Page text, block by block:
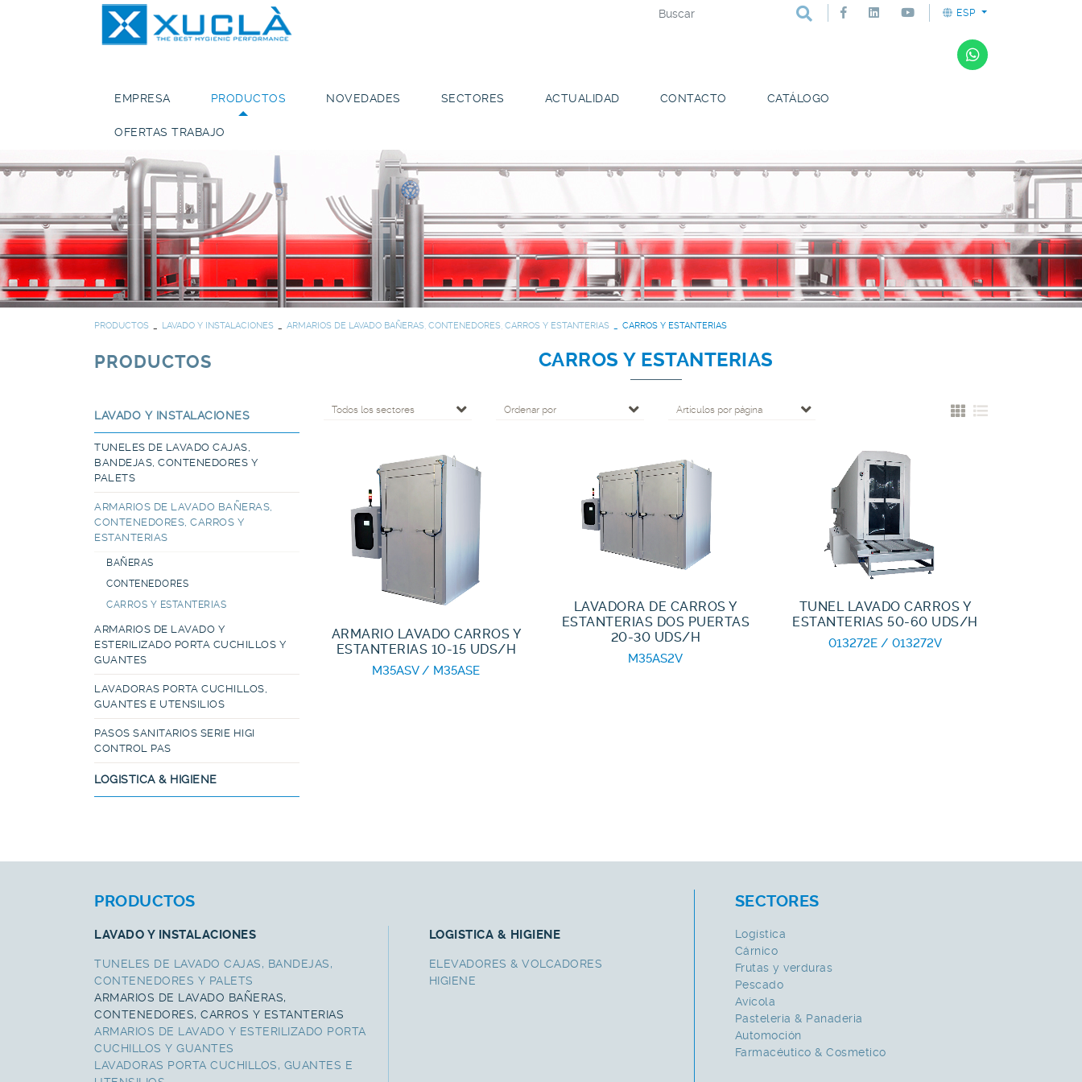
ESP
EMPRESA PRODUCTOS NOVEDADES SECTORES ACTUALIDAD CONTACTO CATÁLOGO
OFERTAS TRABAJO
PRODUCTOS LAVADO Y INSTALACIONES ARMARIOS DE LAVADO BAÑERAS, CONTENEDORES, CARROS Y ESTANTERIAS CARROS Y ESTANTERIAS
PRODUCTOS
LAVADO Y INSTALACIONES
TUNELES DE LAVADO CAJAS,
BANDEJAS, CONTENEDORES Y
PALETS
ARMARIOS DE LAVADO BAÑERAS,
CONTENEDORES, CARROS Y
ESTANTERIAS
BAÑERAS
CONTENEDORES
CARROS Y ESTANTERIAS
ARMARIOS DE LAVADO Y
ESTERILIZADO PORTA CUCHILLOS Y
GUANTES
LAVADORAS PORTA CUCHILLOS,
GUANTES E UTENSILIOS
PASOS SANITARIOS SERIE HIGI
CONTROL PAS
LOGISTICA & HIGIENE
CARROS Y ESTANTERIAS
Todos los sectores Ordenar por Artículos por página
ARMARIO LAVADO CARROS Y
ESTANTERIAS 10-15 UDS/H
M35ASV / M35ASE
LAVADORA DE CARROS Y
ESTANTERIAS DOS PUERTAS
20-30 UDS/H
M35AS2V
TUNEL LAVADO CARROS Y
ESTANTERIAS 50-60 UDS/H
013272E / 013272V
PRODUCTOS
LAVADO Y INSTALACIONES
TUNELES DE LAVADO CAJAS, BANDEJAS,
CONTENEDORES Y PALETS
ARMARIOS DE LAVADO BAÑERAS,
CONTENEDORES, CARROS Y ESTANTERIAS
ARMARIOS DE LAVADO Y ESTERILIZADO PORTA
CUCHILLOS Y GUANTES
LAVADORAS PORTA CUCHILLOS, GUANTES E
LOGISTICA & HIGIENE
ELEVADORES & VOLCADORES
HIGIENE
SECTORES
Logística
Cárnico
Frutas y verduras
Pescado
Avícola
Pasteleria & Panaderia
Automoción
Farmacéutico & Cosmetico